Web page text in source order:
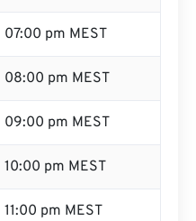
07:00 pm MEST
08:00 pm MEST
09:00 pm MEST
10:00 pm MEST
11:00 pm MEST